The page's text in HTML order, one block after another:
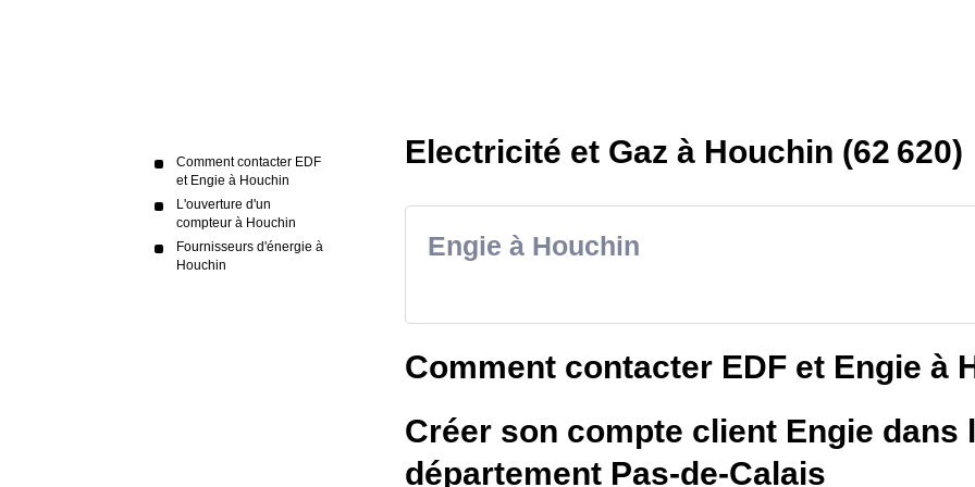
Comment contacter EDF
et Engie à Houchin
L'ouverture d'un
compteur à Houchin
Fournisseurs d'énergie à
Houchin
Electricité et Gaz à Houchin (62 620)
Engie à Houchin
Comment contacter EDF et Engie à
Créer son compte client Engie dans
département Pas-de-Calais